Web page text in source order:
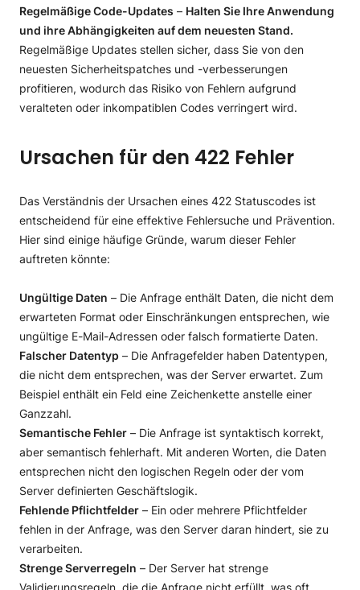
Regelmäßige Code-Updates – Halten Sie Ihre Anwendung
und ihre Abhängigkeiten auf dem neuesten Stand.
Regelmäßige Updates stellen sicher, dass Sie von den
neuesten Sicherheitspatches und -verbesserungen
profitieren, wodurch das Risiko von Fehlern aufgrund
veralteten oder inkompatiblen Codes verringert wird.
Ursachen für den 422 Fehler
Das Verständnis der Ursachen eines 422 Statuscodes ist
entscheidend für eine effektive Fehlersuche und Prävention.
Hier sind einige häufige Gründe, warum dieser Fehler
auftreten könnte:
Ungültige Daten – Die Anfrage enthält Daten, die nicht dem
erwarteten Format oder Einschränkungen entsprechen, wie
ungültige E-Mail-Adressen oder falsch formatierte Daten.
Falscher Datentyp – Die Anfragefelder haben Datentypen,
die nicht dem entsprechen, was der Server erwartet. Zum
Beispiel enthält ein Feld eine Zeichenkette anstelle einer
Ganzzahl.
Semantische Fehler – Die Anfrage ist syntaktisch korrekt,
aber semantisch fehlerhaft. Mit anderen Worten, die Daten
entsprechen nicht den logischen Regeln oder der vom
Server definierten Geschäftslogik.
Fehlende Pflichtfelder – Ein oder mehrere Pflichtfelder
fehlen in der Anfrage, was den Server daran hindert, sie zu
verarbeiten.
Strenge Serverregeln – Der Server hat strenge